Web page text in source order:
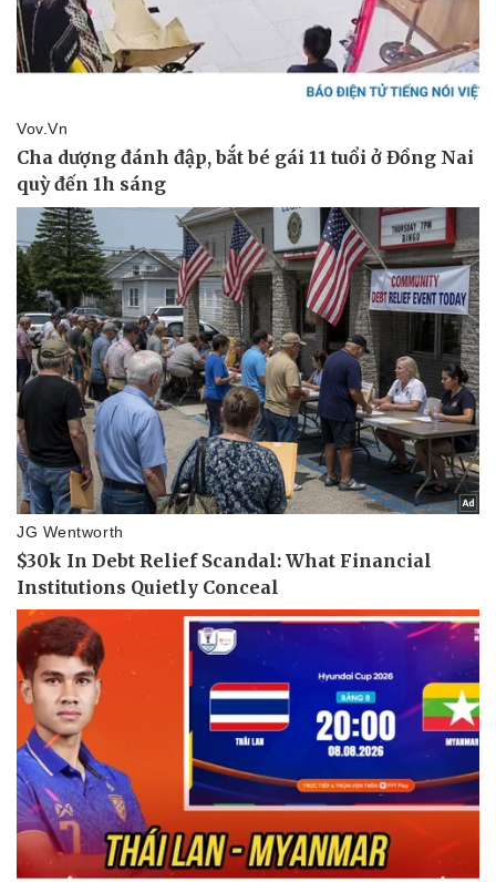
Văn hóa
Sân khấu - Điện ảnh
Văn học
Âm nhạc
Di sản
Giải trí
Nghệ sĩ
Thời trang
Sao Việt